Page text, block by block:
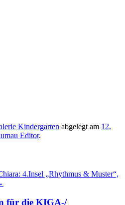
Kindergarten abgelegt am 12.
Editor.
4.Insel „Rhythmus & Muster“,
für die KIGA-/